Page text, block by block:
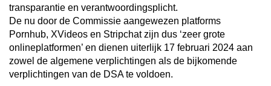
transparantie en verantwoordingsplicht.
De nu door de Commissie aangewezen platforms
Pornhub, XVideos en Stripchat zijn dus ‘zeer grote
onlineplatformen’ en dienen uiterlijk 17 februari 2024 aan
zowel de algemene verplichtingen als de bijkomende
verplichtingen van de DSA te voldoen.